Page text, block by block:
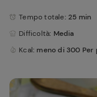
Tempo totale: 25 min
Difficoltà: Media
Kcal: meno di 300 Per